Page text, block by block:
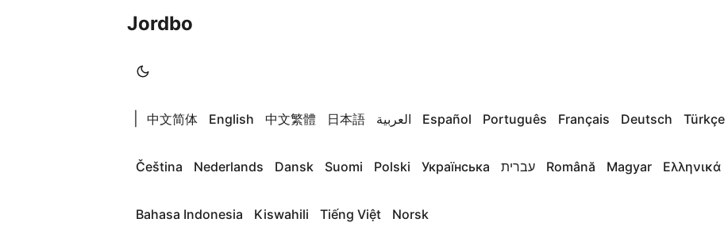
Jordbo
中文简体 English 中文繁體 日本語 العربية Español Português Français Deutsch Türkçe
Čeština Nederlands Dansk Suomi Polski Українська עברית Română Magyar Ελληνικά
Bahasa Indonesia Kiswahili Tiếng Việt Norsk